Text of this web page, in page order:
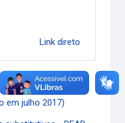
Link direto
2017/1-
FÍSICA E
em julho 2017)